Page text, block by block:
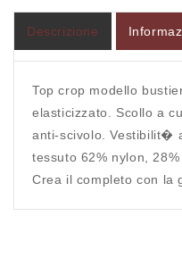
Descrizione
Top crop modello
elasticizzato. Scollo a
anti-scivolo. Vestibilit�
tessuto 62% nylon,
Crea il completo con la
tua lista dei desideri
salvati in precedenza.